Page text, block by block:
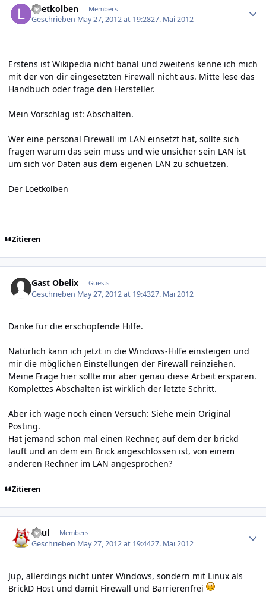
Loetkolben Members
Geschrieben May 27, 2012 at 19:2827. Mai 2012
Erstens ist Wikipedia nicht banal und zweitens kenne ich mich
mit der von dir eingesetzten Firewall nicht aus. Mitte lese das
Handbuch oder frage den Hersteller.
Mein Vorschlag ist: Abschalten.
Wer eine personal Firewall im LAN einsetzt hat, sollte sich
fragen warum das sein muss und wie unsicher sein LAN ist
um sich vor Daten aus dem eigenen LAN zu schuetzen.
Der Loetkolben
Zitieren
Gast Obelix Guests
Geschrieben May 27, 2012 at 19:4327. Mai 2012
Danke für die erschöpfende Hilfe.
Natürlich kann ich jetzt in die Windows-Hilfe einsteigen und
mir die möglichen Einstellungen der Firewall reinziehen.
Meine Frage hier sollte mir aber genau diese Arbeit ersparen.
Komplettes Abschalten ist wirklich der letzte Schritt.
Aber ich wage noch einen Versuch: Siehe mein Original
Posting.
Hat jemand schon mal einen Rechner, auf dem der brickd
läuft und an dem ein Brick angeschlossen ist, von einem
anderen Rechner im LAN angesprochen?
Zitieren
Paul Members
Geschrieben May 27, 2012 at 19:4427. Mai 2012
Jup, allerdings nicht unter Windows, sondern mit Linux als
BrickD Host und damit Firewall und Barrierenfrei